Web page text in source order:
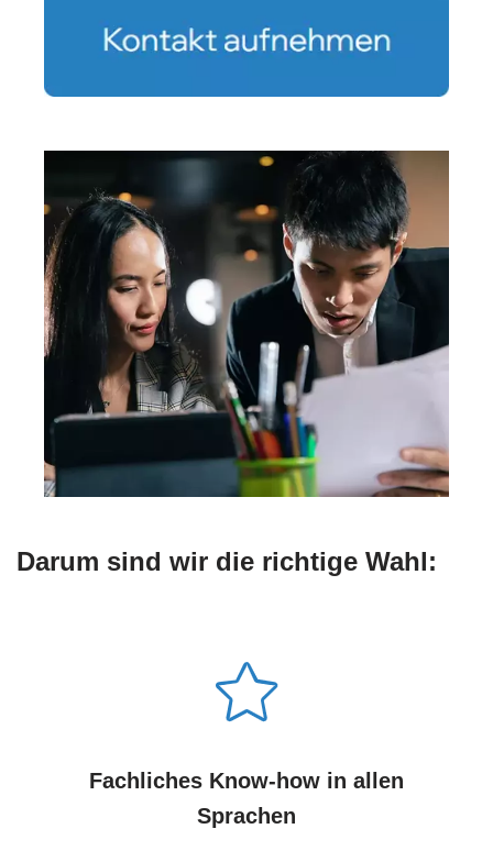
Darum sind wir die richtige Wahl:
Fachliches Know-how in allen
Sprachen